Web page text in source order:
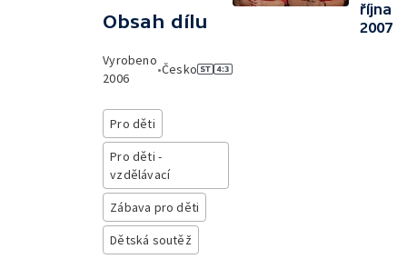
Obsah dílu
Vyrobeno
2006
•Česko
Pro děti
Pro děti -
vzdělávací
Zábava pro děti
Dětská soutěž
října
2007